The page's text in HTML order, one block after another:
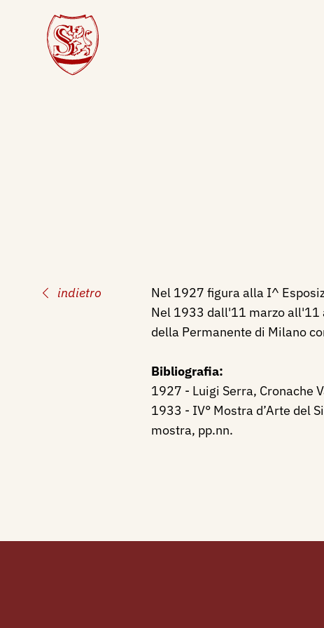
indietro
Nel 1927 figura alla I^
Nel 1933 dall'11 marzo all'11
della Permanente di Milano
Bibliografia:
1927 - Luigi Serra, Cronache
1933 - IV° Mostra d’Arte del
mostra, pp.nn.